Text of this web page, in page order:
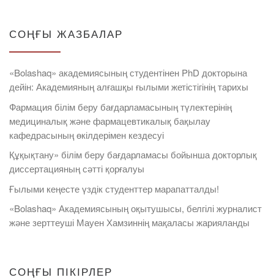
СОҢҒЫ ЖАЗБАЛАР
«Bolashaq» академиясының студентінен PhD докторына
дейін: Академияның алғашқы ғылыми жетістігінің тарихы
Фармация білім беру бағдарламасының түлектерінің
медициналық және фармацевтикалық бақылау
кафедрасының өкілдерімен кездесуі
Құқықтану» білім беру бағдарламасы бойынша докторлық
диссертацияның сәтті қорғалуы
Ғылыми кеңесте үздік студенттер марапатталды!
«Bolashaq» Академиясының оқытушысы, белгілі журналист
және зерттеуші Мауен Хамзиннің мақаласы жарияланды
СОҢҒЫ ПІКІРЛЕР